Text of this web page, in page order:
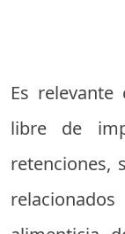
Es
libre de
retenciones,